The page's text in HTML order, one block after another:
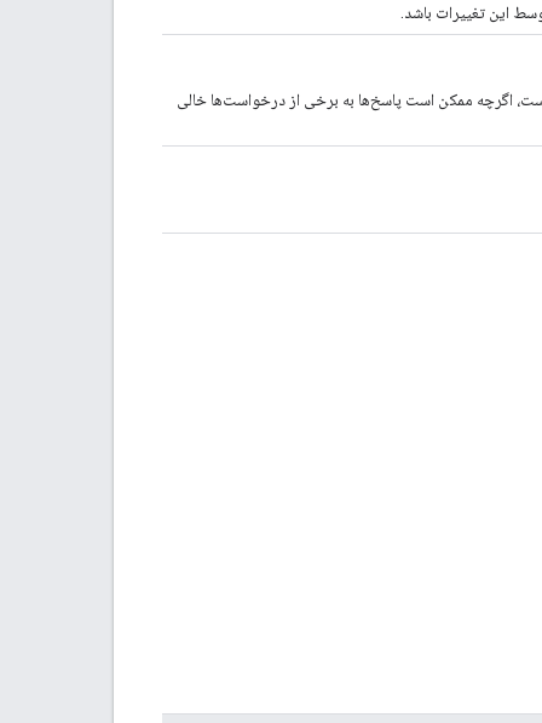
این تغییرات باشد.
به‌روزرسانی است، اگرچه ممکن است پاسخ‌ها به برخی از درخواست‌ها خالی